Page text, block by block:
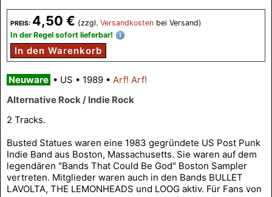
PREIS: 4,50 € (zzgl. Versandkosten bei Versand)
In der Regel sofort lieferbar!
In den Warenkorb
Neuware • US • 1989 • Arf! Arf!
Alternative Rock / Indie Rock
2 Tracks.
Busted Statues waren eine 1983 gegründete US Post Punk
Indie Band aus Boston, Massachusetts. Sie waren auf dem
legendären "Bands That Could Be God" Boston Sampler
vertreten. Mitglieder waren auch in den Bands BULLET
LAVOLTA, THE LEMONHEADS und LOOG aktiv. Für Fans von